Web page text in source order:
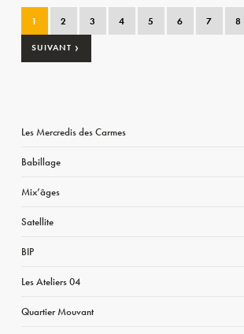
1 2 3 4 5 6 7 8
SUIVANT ›
Les Mercredis des Carmes
Babillage
Mix’âges
Satellite
BIP
Les Ateliers 04
Quartier Mouvant